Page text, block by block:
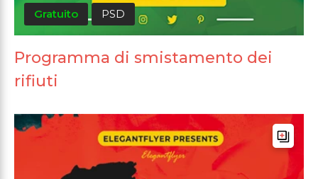
Gratuito PSD
Programma di smistamento dei
rifiuti